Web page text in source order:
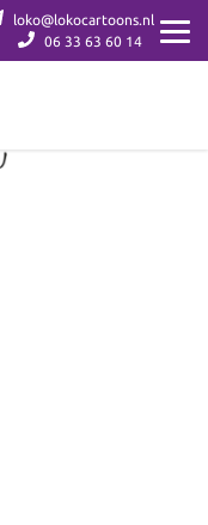
loko@lokocartoons.nl
06 33 63 60 14